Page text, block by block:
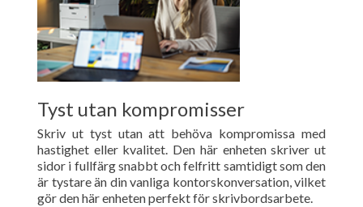
Tyst utan kompromisser
Skriv ut tyst utan att behöva kompromissa med
hastighet eller kvalitet. Den här enheten skriver ut
sidor i fullfärg snabbt och felfritt samtidigt som den
är tystare än din vanliga kontorskonversation, vilket
gör den här enheten perfekt för skrivbordsarbete.